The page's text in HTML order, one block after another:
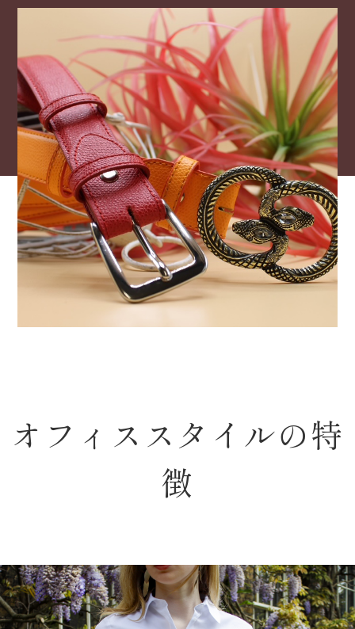
オフィススタイルの特
徴